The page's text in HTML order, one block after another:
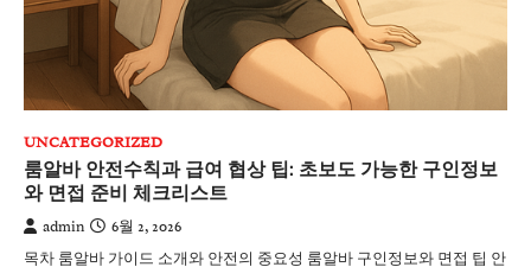
UNCATEGORIZED
룸알바 안전수칙과 급여 협상 팁: 초보도 가능한 구인정보
와 면접 준비 체크리스트
admin
6월 2, 2026
목차 룸알바 가이드 소개와 안전의 중요성 룸알바 구인정보와 면접 팁 안